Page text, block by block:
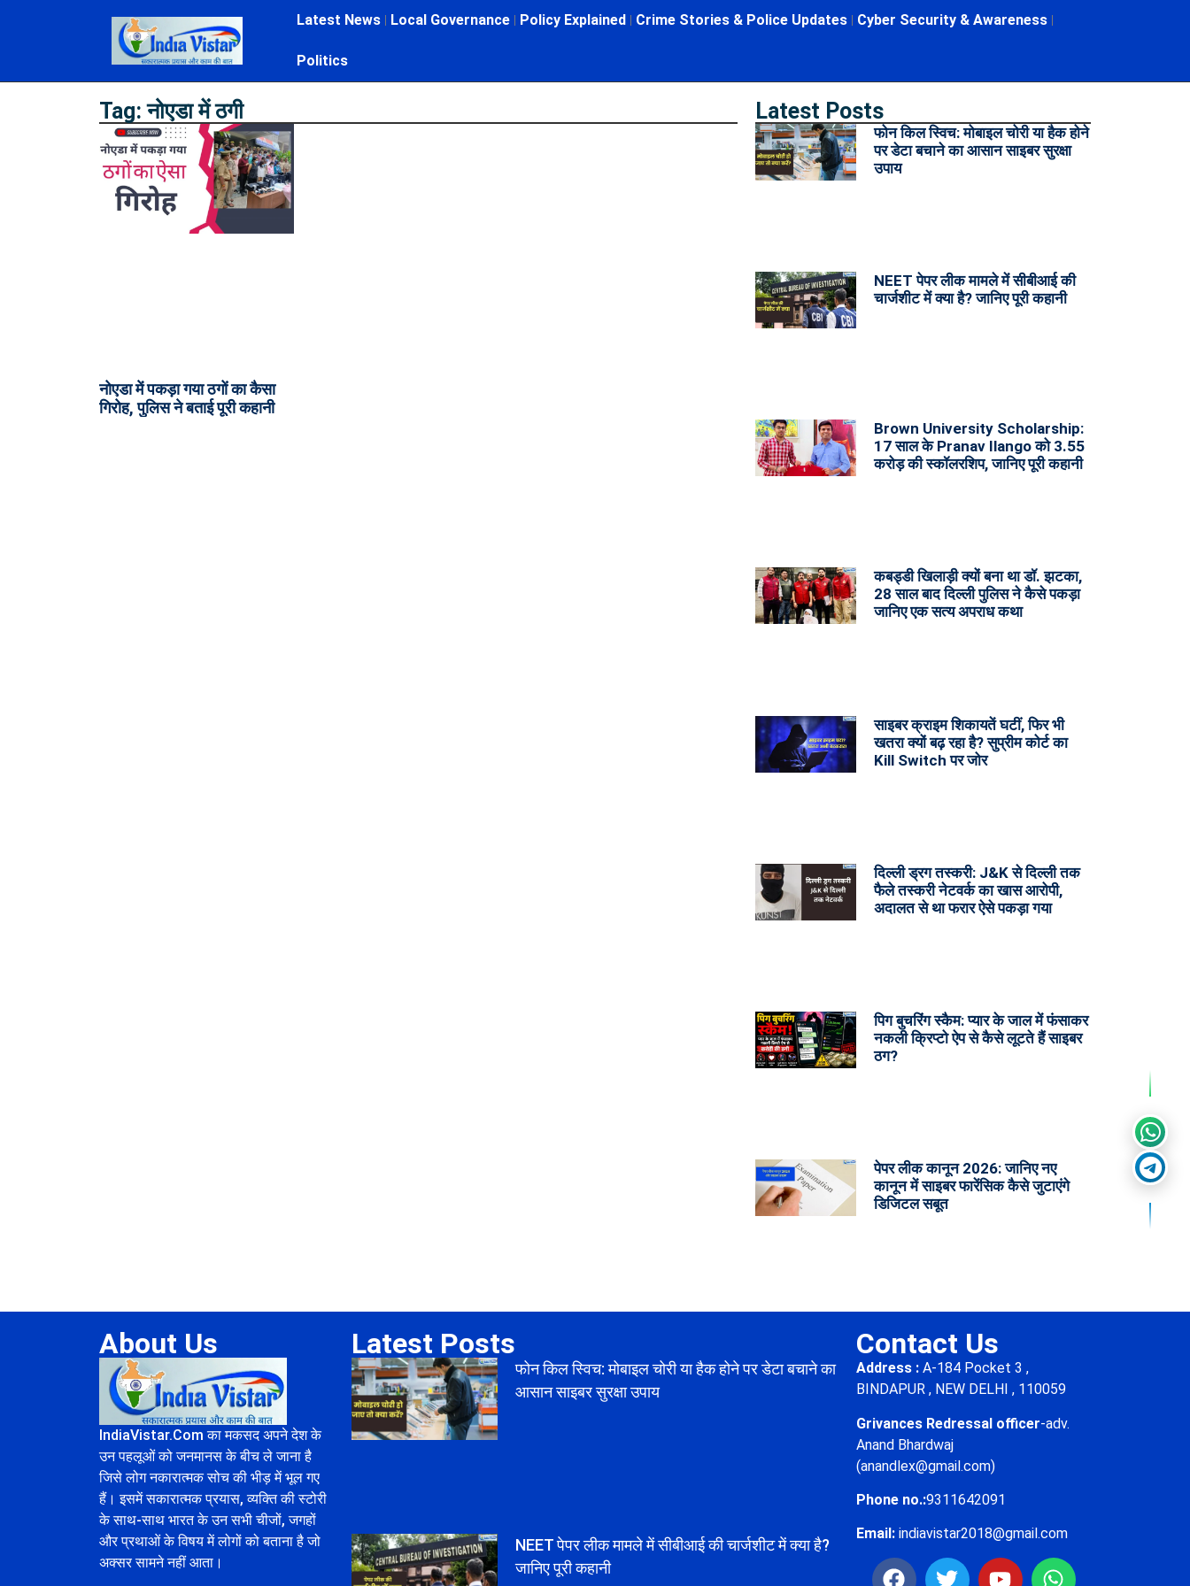
Latest News Local Governance Policy Explained Crime Stories & Police Updates Cyber Security & Awareness
Politics
Tag: नोएडा में ठगी
नोएडा में पकड़ा गया ठगों का कैसा
गिरोह, पुलिस ने बताई पूरी कहानी
Latest Posts
फोन किल स्विच: मोबाइल चोरी या हैक होने
पर डेटा बचाने का आसान साइबर सुरक्षा
उपाय
NEET पेपर लीक मामले में सीबीआई की
चार्जशीट में क्या है? जानिए पूरी कहानी
Brown University Scholarship:
17 साल के Pranav Ilango को 3.55
करोड़ की स्कॉलरशिप, जानिए पूरी कहानी
कबड्डी खिलाड़ी क्यों बना था डॉ. झटका,
28 साल बाद दिल्ली पुलिस ने कैसे पकड़ा
जानिए एक सत्य अपराध कथा
साइबर क्राइम शिकायतें घटीं, फिर भी
खतरा क्यों बढ़ रहा है? सुप्रीम कोर्ट का
Kill Switch पर जोर
दिल्ली ड्रग तस्करी: J&K से दिल्ली तक
फैले तस्करी नेटवर्क का खास आरोपी,
अदालत से था फरार ऐसे पकड़ा गया
पिग बुचरिंग स्कैम: प्यार के जाल में फंसाकर
नकली क्रिप्टो ऐप से कैसे लूटते हैं साइबर
ठग?
पेपर लीक कानून 2026: जानिए नए
कानून में साइबर फारेंसिक कैसे जुटाएंगे
डिजिटल सबूत
About Us
IndiaVistar.Com का मकसद अपने देश के
उन पहलूओं को जनमानस के बीच ले जाना है
जिसे लोग नकारात्मक सोच की भीड़ में भूल गए
हैं। इसमें सकारात्मक प्रयास, व्यक्ति की स्टोरी
के साथ-साथ भारत के उन सभी चीजों, जगहों
और प्रथाओं के विषय में लोगों को बताना है जो
अक्सर सामने नहीं आता।
Latest Posts
फोन किल स्विच: मोबाइल चोरी या हैक होने पर डेटा बचाने का
आसान साइबर सुरक्षा उपाय
NEET पेपर लीक मामले में सीबीआई की चार्जशीट में क्या है?
जानिए पूरी कहानी
Contact Us
Address : A-184 Pocket 3 ,
BINDAPUR , NEW DELHI , 110059
Grivances Redressal officer-adv.
Anand Bhardwaj
(anandlex@gmail.com)
Phone no.:9311642091
Email: indiavistar2018@gmail.com